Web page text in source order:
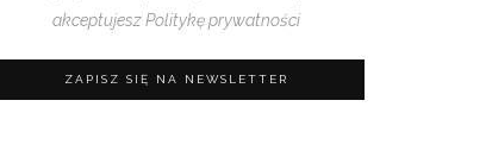
akceptujeszPolitykę prywatności